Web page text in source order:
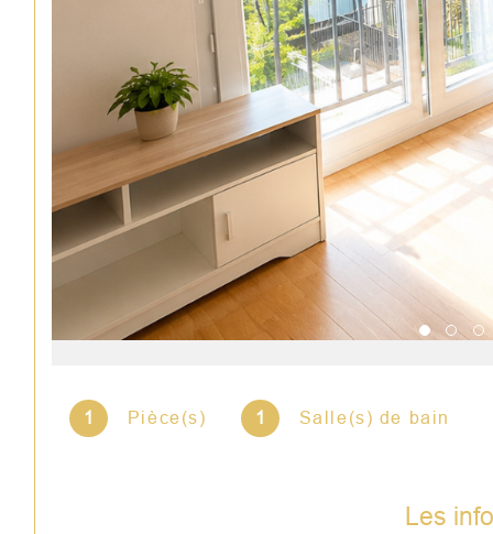
1 Pièce(s) 1 Salle(s) de bain
Les